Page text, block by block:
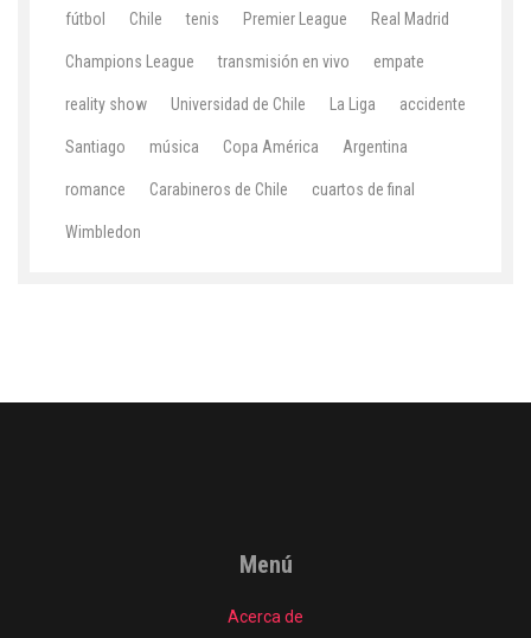
fútbol Chile tenis Premier League Real Madrid
Champions League transmisión en vivo empate
reality show Universidad de Chile La Liga accidente
Santiago música Copa América Argentina
romance Carabineros de Chile cuartos de final
Wimbledon
Menú
Acerca de